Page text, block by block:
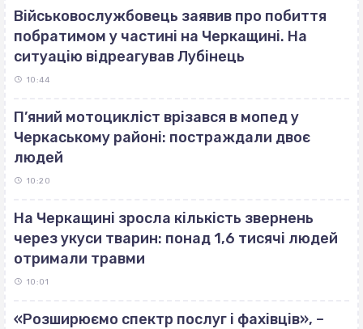
Військовослужбовець заявив про побиття
побратимом у частині на Черкащині. На
ситуацію відреагував Лубінець
10:44
П’яний мотоцикліст врізався в мопед у
Черкаському районі: постраждали двоє
людей
10:20
На Черкащині зросла кількість звернень
через укуси тварин: понад 1,6 тисячі людей
отримали травми
10:01
«Розширюємо спектр послуг і фахівців», –